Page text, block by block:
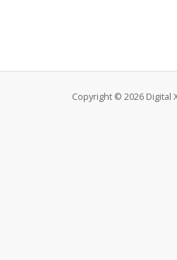
Copyright © 2026 Digital